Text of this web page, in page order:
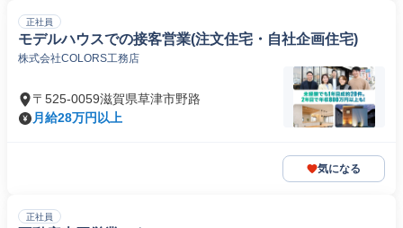
正社員
モデルハウスでの接客営業(注文住宅・自社企画住宅)
株式会社COLORS工務店
〒525-0059滋賀県草津市野路
月給28万円以上
気になる
正社員